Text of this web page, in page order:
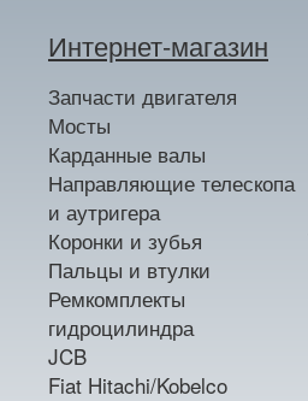
Интернет-магазин
Запчасти двигателя
Мосты
Карданные валы
Направляющие телескопа
и аутригера
Коронки и зубья
Пальцы и втулки
Ремкомплекты
гидроцилиндра
JCB
Fiat Hitachi/Kobelco